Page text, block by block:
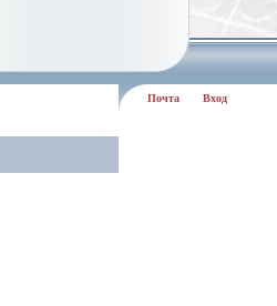
Почта Вход